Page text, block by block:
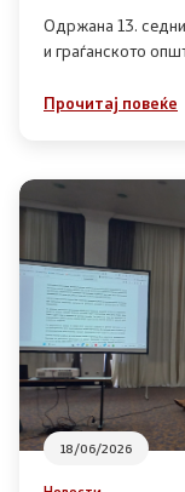
Контакт
Контакт
Линкови
Изјава за
Одржана 13.
и граѓанското
Прочитај повеќе
18/06/2026